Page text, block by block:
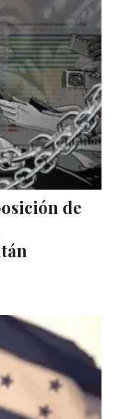
de